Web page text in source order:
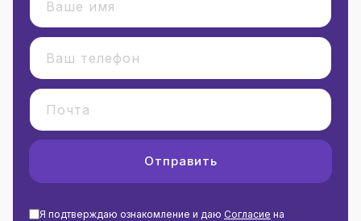
Отправить
Я подтверждаю ознакомление и даю Согласие на